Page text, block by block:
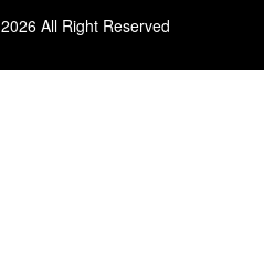
2026 All Right Reserved